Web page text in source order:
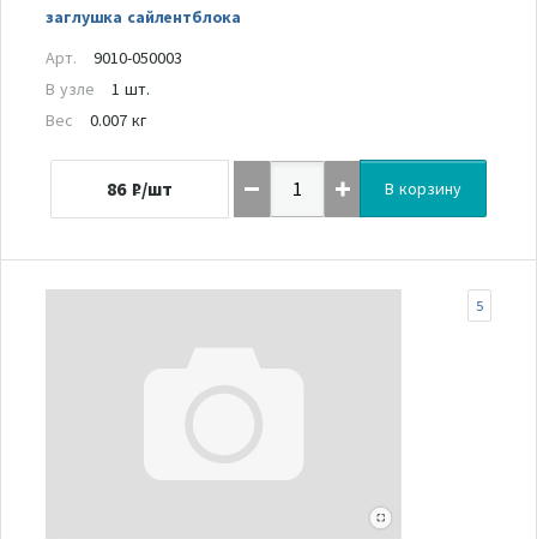
заглушка сайлентблока
Арт.
9010-050003
В узле
1 шт.
Вес
0.007 кг
86 ₽/шт В корзину
5